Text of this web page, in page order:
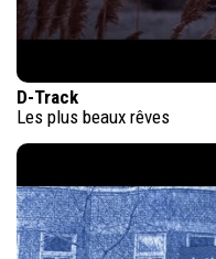
D-Track
Les plus beaux rêves